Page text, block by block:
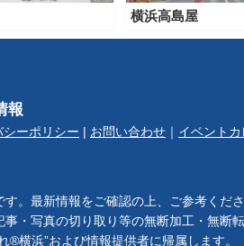
横浜高島屋
報
シーポリシー お問い合わせ イベント
。最新情報をご確認の上、ご参考くださ
・写真の切り取り等の無断加工・無断
®横浜”および情報提供者に帰属します。